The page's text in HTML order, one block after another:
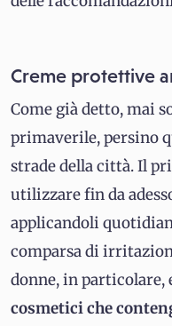
Creme protettive
Come già detto, mai
primaverile, persino
strade della città. Il
utilizzare fin da
applicandoli
comparsa di
donne, in particolare,
cosmetici che